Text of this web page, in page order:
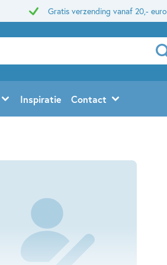
Gratis verzending vanaf 20,- euro
Inspiratie Contact